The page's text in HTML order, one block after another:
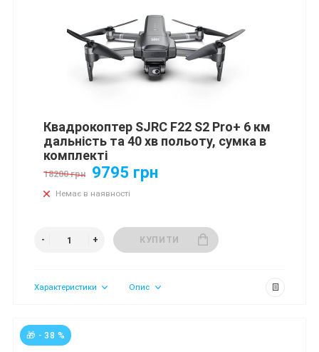
Квадрокоптер SJRC F22 S2 Pro+ 6 км
дальність та 40 хв польоту, сумка в
комплекті
18200 грн 9795 грн
Немає в наявності
КУПИТИ
Характеристики Опис
🎁 - 38 %